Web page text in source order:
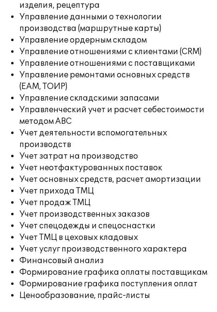
изделия, рецептура
Управление данными о технологии
производства (маршрутные карты)
Управление ордерным складом
Управление отношениями с клиентами (CRM)
Управление отношениями с поставщиками
Управление ремонтами основных средств
(EAM, ТОИР)
Управление складскими запасами
Управленческий учет и расчет себестоимости
методом ABC
Учет деятельности вспомогательных
производств
Учет затрат на производство
Учет неотфактурованных поставок
Учет основных средств, расчет амортизации
Учет прихода ТМЦ
Учет продаж ТМЦ
Учет производственных заказов
Учет спецодежды и спецоснастки
Учет ТМЦ в цеховых кладовых
Учет услуг производственного характера
Финансовый анализ
Формирование графика оплаты поставщикам
Формирование графика поступления оплат
Ценообразование, прайс-листы